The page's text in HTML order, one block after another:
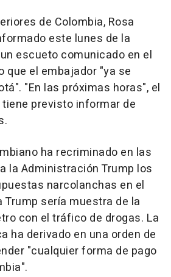
de Colombia, Rosa
este lunes de la
escueto comunicado en el
que el embajador "ya se
"En las próximas horas", el
tiene previsto informar de
ha recriminado en las
la Administración Trump los
narcolanchas en el
Trump sería muestra de la
con el tráfico de drogas. La
ha derivado en una orden de
"cualquier forma de pago